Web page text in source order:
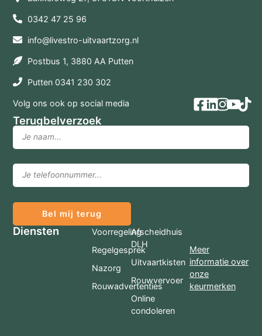
0342 47 25 96
info@livestro-uitvaartzorg.nl
Postbus 1, 3880 AA Putten
Putten 0341 230 302
Volg ons ook op social media
Terugbelverzoek
Bel mij terug
Diensten
Voorregeling
Regelgesprek
Nazorg
Rouwadvertenties
Afscheidhuis
DLH
Uitvaartkisten
Rouwvervoer
Online
condoleren
Meer
informatie over
onze
keurmerken